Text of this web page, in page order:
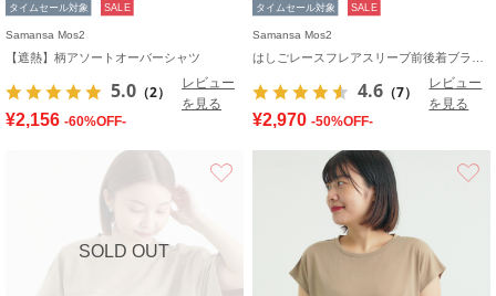
タイムセール対象 SALE
Samansa Mos2
【遮熱】柄アソートオーバーシャツ
5.0 （2）
レビュー
を見る
¥2,156 -60%OFF-
タイムセール対象 SALE
Samansa Mos2
4.6 （7）
レビュー
を見る
¥2,970 -50%OFF-
SOLD OUT